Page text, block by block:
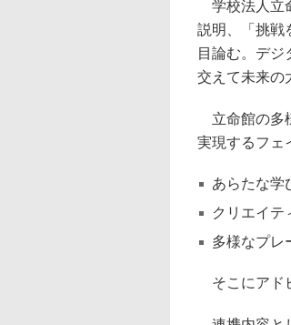
学校法人立
説明、「挑戦
目論む。デジ
交えて未来の
立命館の多
実現するフェ
あらたな学
クリエイテ
多様なプレ
そこにアド